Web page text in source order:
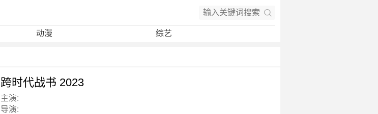
动漫 综艺
跨时代战书 2023
主演:
导演: